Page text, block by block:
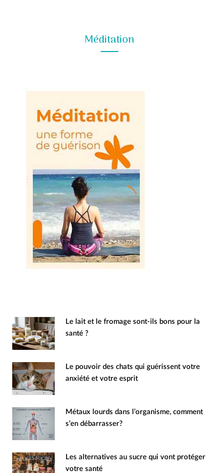
Méditation
Le lait et le fromage sont-ils bons pour la
santé ?
Le pouvoir des chats qui guérissent votre
anxiété et votre esprit
Métaux lourds dans l’organisme, comment
s’en débarrasser?
Les alternatives au sucre qui vont protéger
votre santé